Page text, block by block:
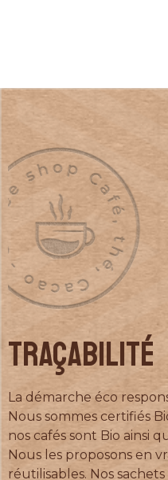
TRAÇABILITÉ
La démarche éco
Nous sommes certifiés
nos cafés sont Bio ainsi
Nous les proposons en
réutilisables. Nos